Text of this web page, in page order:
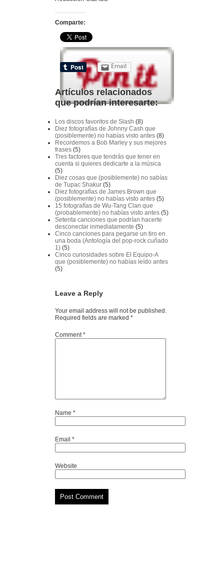
Comparte:
Email
Artículos relacionados
que podrían interesarte:
Los discos favoritos de Slash (8)
Diez fotografías de Johnny Cash que
(posiblemente) no habías visto antes (8)
Recordemos a Bob Marley y sus mejores
frases (5)
Tres factores que tendrás que tener en
cuenta si quieres dedicarte a la música
(5)
Diez cosas que (posiblemente) no sabías
de Tupac Shakur (5)
Diez fotografías de James Brown que
(posiblemente) no habías visto antes (5)
15 fotografías de Wu-Tang Clan que
(probablemente) no habías visto antes (5)
Setenta canciones que podrían hacerte
desconectar inmediatamente (5)
Cinco canciones para pegarse un tiro en
una boda (Antología del pop-rock cuñado
1) (5)
Cinco curiosidades sobre El Equipo-A
que (posiblemente) no habías leído antes
(5)
Leave a Reply
Your email address will not be published.
Required fields are marked *
Comment *
Name *
Email *
Website